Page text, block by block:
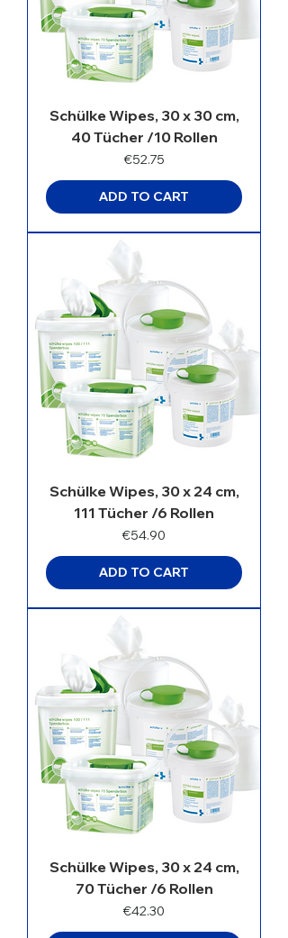
Schülke Wipes, 30 x 30 cm,
40 Tücher /10 Rollen
Price
€52.75
ADD TO CART
Schülke Wipes, 30 x 24 cm,
111 Tücher /6 Rollen
Price
€54.90
ADD TO CART
Schülke Wipes, 30 x 24 cm,
70 Tücher /6 Rollen
Price
€42.30